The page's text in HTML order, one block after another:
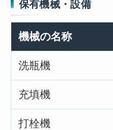
保有機械・設備
機械の名称
洗瓶機
充填機
打栓機